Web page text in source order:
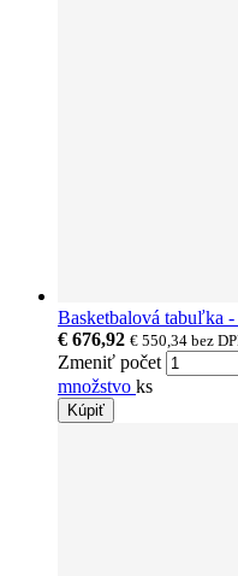
Basketbalová tabuľka
€ 676,92 € 550,34 bez
Zmeniť počet
množstvo ks
Kúpiť